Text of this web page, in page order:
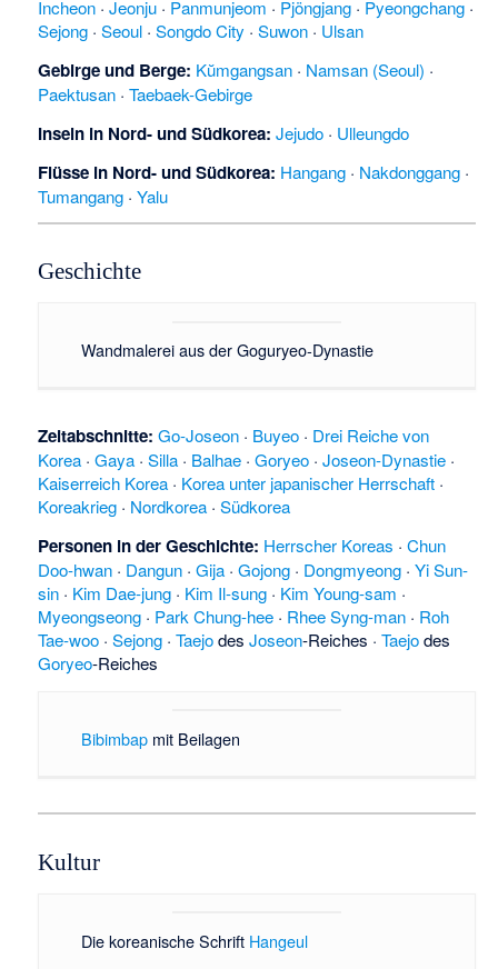
Incheon ·Jeonju · Panmunjeom · Pjöngjang · Pyeongchang ·
Sejong ·Seoul ·Songdo City ·Suwon · Ulsan
Gebirge und Berge: Kŭmgangsan · Namsan (Seoul) ·
Paektusan ·Taebaek-Gebirge
Inseln in Nord-undSüdkorea: Jejudo · Ulleungdo
Flüsse in Nord-undSüdkorea: Hangang · Nakdonggang ·
Tumangang ·Yalu
Geschichte
Wandmalerei aus der Goguryeo-Dynastie
Zeitabschnitte: Go-Joseon · Buyeo · Drei Reiche von
Korea ·Gaya ·Silla · Balhae ·Goryeo ·Joseon-Dynastie ·
Kaiserreich Korea · Korea unter japanischer Herrschaft ·
Koreakrieg · Nordkorea ·Südkorea
Personen in der Geschichte: Herrscher Koreas ·Chun
Doo-hwan · Dangun ·Gija ·Gojong · Dongmyeong ·Yi Sun-
sin · Kim Dae-jung · Kim Il-sung · Kim Young-sam ·
Myeongseong · Park Chung-hee · Rhee Syng-man · Roh
Tae-woo ·Sejong ·TaejodesJoseon-Reiches ·Taejodes
Goryeo-Reiches
Bibimbapmit Beilagen
Kultur
Die koreanische Schrift Hangeul